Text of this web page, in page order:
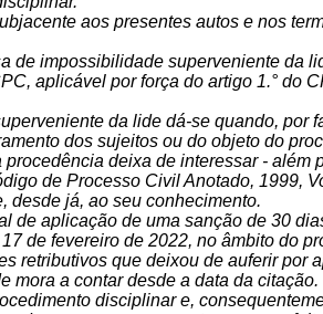
aos presentes autos e nos
de impossibilidade superveniente da
aplicável por força do artigo 1.° do
da lide dá-se quando, por
dos sujeitos ou do objeto do
deixa de interessar -
de Processo Civil Anotado, 1999,
desde já, ao seu conhecimento.
de aplicação de uma sanção de 30
de fevereiro de 2022, no âmbito do
retributivos que deixou de auferir por
mora a contar desde a data da citação.
disciplinar e,